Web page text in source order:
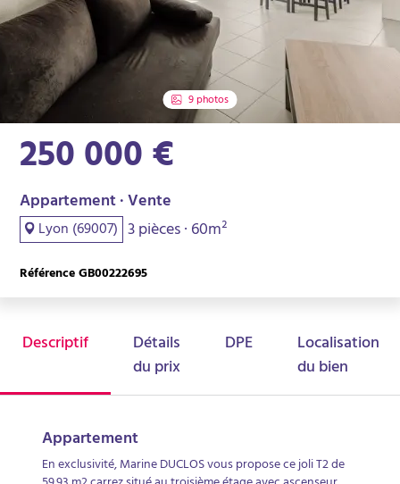
9 photos
Appartement · Vente
Lyon (69007) 3 pièces · 60m²
250 000 €
Référence GB00222695
Descriptif Détails
du prix
DPE Localisation
du bien
Appartement
En exclusivité, Marine DUCLOS vous propose ce joli T2 de